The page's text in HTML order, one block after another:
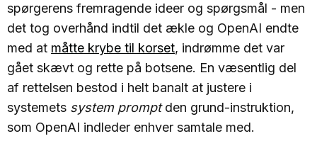
spørgerens fremragende ideer og spørgsmål - men
det tog overhånd indtil det ækle og OpenAI endte
med at måtte krybe til korset, indrømme det var
gået skævt og rette på botsene. En væsentlig del
af rettelsen bestod i helt banalt at justere i
systemets system promptden grund-instruktion,
som OpenAI indleder enhver samtale med.